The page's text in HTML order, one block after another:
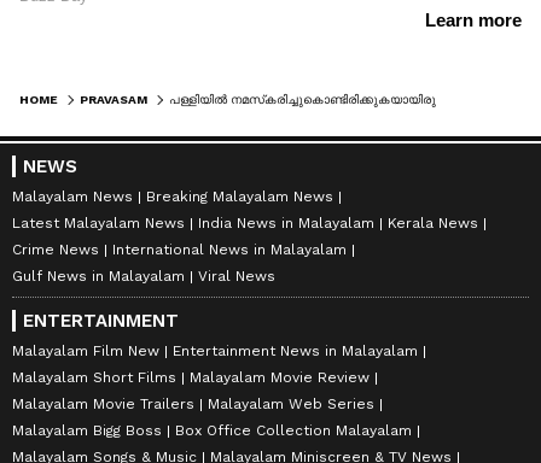
HOME PRAVASAM
NEWS
Malayalam News
Breaking Malayalam News
Latest Malayalam News
India News in Malayalam
Kerala News
Crime News
International News in Malayalam
Gulf News in Malayalam
Viral News
ENTERTAINMENT
Malayalam Film New
Entertainment News in Malayalam
Malayalam Short Films
Malayalam Movie Review
Malayalam Movie Trailers
Malayalam Web Series
Malayalam Bigg Boss
Box Office Collection Malayalam
Malayalam Songs & Music
Malayalam Miniscreen & TV News